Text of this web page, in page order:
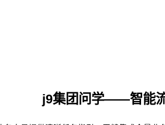
j9集团问学——智能